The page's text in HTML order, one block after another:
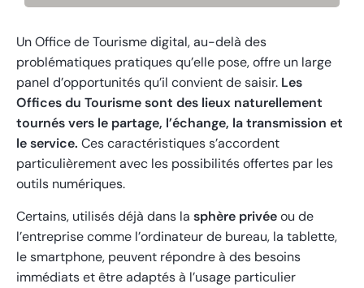
Un Office de Tourisme digital, au-delà des
problématiques pratiques qu’elle pose, offre un large
panel d’opportunités qu’il convient de saisir. Les
Offices du Tourisme sont des lieux naturellement
tournés vers le partage, l’échange, la transmission et
le service. Ces caractéristiques s’accordent
particulièrement avec les possibilités offertes par les
outils numériques.
Certains, utilisés déjà dans la sphère privéeou de
l’entreprise comme l’ordinateur de bureau, la tablette,
le smartphone, peuvent répondre à des besoins
immédiats et être adaptés à l’usage particulier